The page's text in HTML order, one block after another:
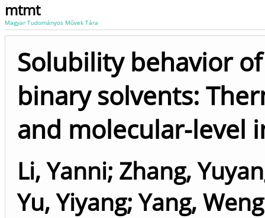
mtmt
Magyar Tudományos Művek Tára
Solubility behavior
binary solvents:
and molecular-level
Li, Yanni; Zhang,
Yu, Yiyang;Yang,